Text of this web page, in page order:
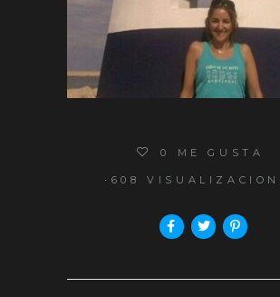
0 ME GUSTA
608